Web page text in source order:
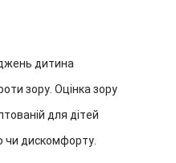
дитина
зору. Оцінка зору
для дітей
чи дискомфорту.